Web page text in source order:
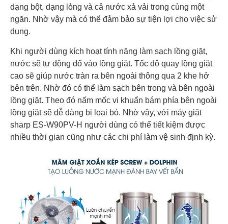
dạng bột, dạng lỏng và cả nước xả vải trong cùng một
ngăn. Nhờ vậy mà có thể đảm bảo sự tiện lợi cho việc sử
dụng.
Khi người dùng kích hoạt tính năng làm sạch lồng giặt,
nước sẽ tự động đổ vào lồng giặt. Tốc độ quay lồng giặt
cao sẽ giúp nước tràn ra bên ngoài thông qua 2 khe hở
bên trên. Nhờ đó có thể làm sạch bên trong và bên ngoài
lồng giặt. Theo đó nấm mốc vi khuẩn bám phía bên ngoài
lồng giặt sẽ dễ dàng bị loại bỏ. Nhờ vậy, với máy giặt
sharp ES-W90PV-H người dùng có thể tiết kiệm được
nhiều thời gian cũng như các chi phí làm vệ sinh định kỳ.